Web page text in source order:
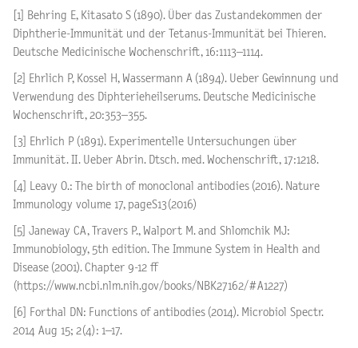
[1] Behring E, Kitasato S (1890). Über das Zustandekommen der
Diphtherie-Immunität und der Tetanus-Immunität bei Thieren.
Deutsche Medicinische Wochenschrift, 16:1113–1114.
[2] Ehrlich P, Kossel H, Wassermann A (1894). Ueber Gewinnung und
Verwendung des Diphterieheilserums. Deutsche Medicinische
Wochenschrift, 20:353–355.
[3] Ehrlich P (1891). Experimentelle Untersuchungen über
Immunität. II. Ueber Abrin. Dtsch. med. Wochenschrift, 17:1218.
[4] Leavy O.: The birth of monoclonal antibodies (2016). Nature
Immunology volume 17, pageS13(2016)
[5] Janeway CA, Travers P., Walport M. and Shlomchik MJ:
Immunobiology, 5th edition. The Immune System in Health and
Disease (2001). Chapter 9-12 ff
(https://www.ncbi.nlm.nih.gov/books/NBK27162/#A1227)
[6] Forthal DN: Functions of antibodies (2014). Microbiol Spectr.
2014 Aug 15; 2(4): 1–17.